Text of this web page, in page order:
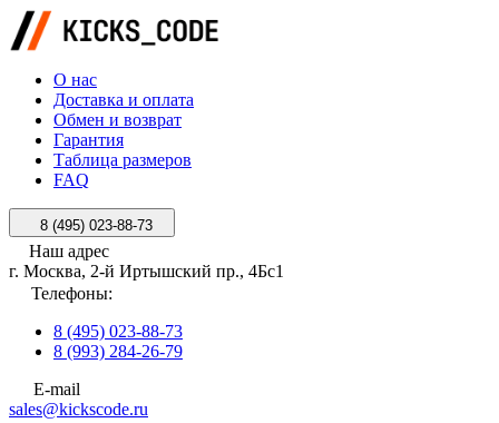
О нас
Доставка и оплата
Обмен и возврат
Гарантия
Таблица размеров
FAQ
8 (495) 023-88-73
Наш адрес
г. Москва, 2-й Иртышский пр., 4Бс1
Телефоны:
8 (495) 023-88-73
8 (993) 284-26-79
E-mail
sales@kickscode.ru